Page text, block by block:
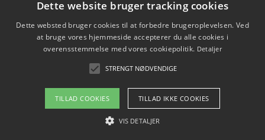
Copyright 2026 - Pilanto Aps
Om / kontakt
Blog Betingelser
Dette website bruger tracking cookies
Dette websted bruger cookies til at forbedre brugeroplevelsen. Ved
at bruge vores hjemmeside accepterer du alle cookies i
overensstemmelse med vores cookiepolitik. Detaljer
STRENGT NØDVENDIGE
TILLAD COOKIES TILLAD IKKE COOKIES
VIS DETALJER